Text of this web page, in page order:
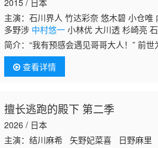
2015 / 日本
主演：石川界人 竹达彩奈 悠木碧 小仓
多野涉 中村悠一 小林优 大川透 杉崎亮
简介：“我有预感会遇见哥哥大人！” 前
少女早月；以及“我的唇……你不记得了吧
静乃──跨
查看详情
擅长逃跑的殿下 第二季
2026 / 日本
主演：结川麻希 矢野妃菜喜 日野麻